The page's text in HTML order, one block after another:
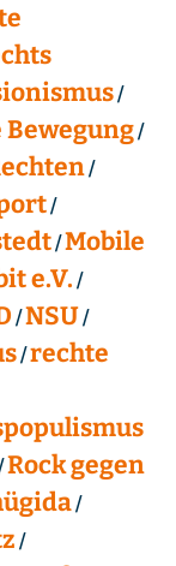
Mobile
e.V.
NSU
rechte
Rock gegen